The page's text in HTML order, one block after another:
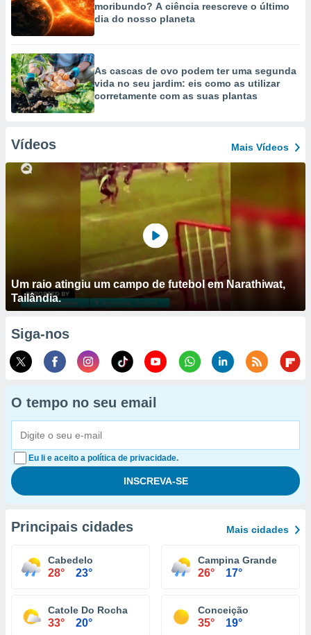
moribundo? A ciência reescreve o último
dia do nosso planeta
As cascas de ovo podem ter uma segunda
vida no seu jardim: eis como as utilizar
corretamente com as suas plantas
Vídeos Mais Vídeos
Um raio atingiu um campo de futebol em Narathiwat,
Tailândia.
Siga-nos
O tempo no seu email
Eu li e aceito a política de privacidade.
Principais cidades Mais cidades
Cabedelo
28° 23°
Campina Grande
26° 17°
Catole Do Rocha
33° 20°
Conceição
35° 19°